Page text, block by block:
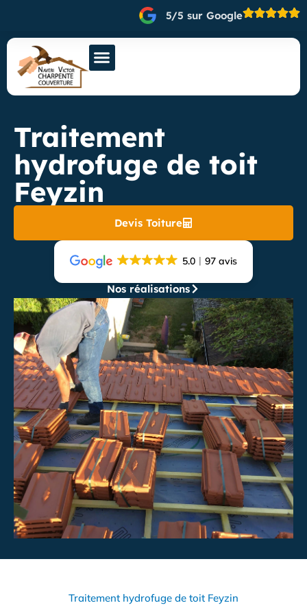
5/5 sur Google
Traitement
hydrofuge de toit
Feyzin
Devis Toiture
5.0 97 avis
Nos réalisations
Traitement hydrofuge de toit Feyzin